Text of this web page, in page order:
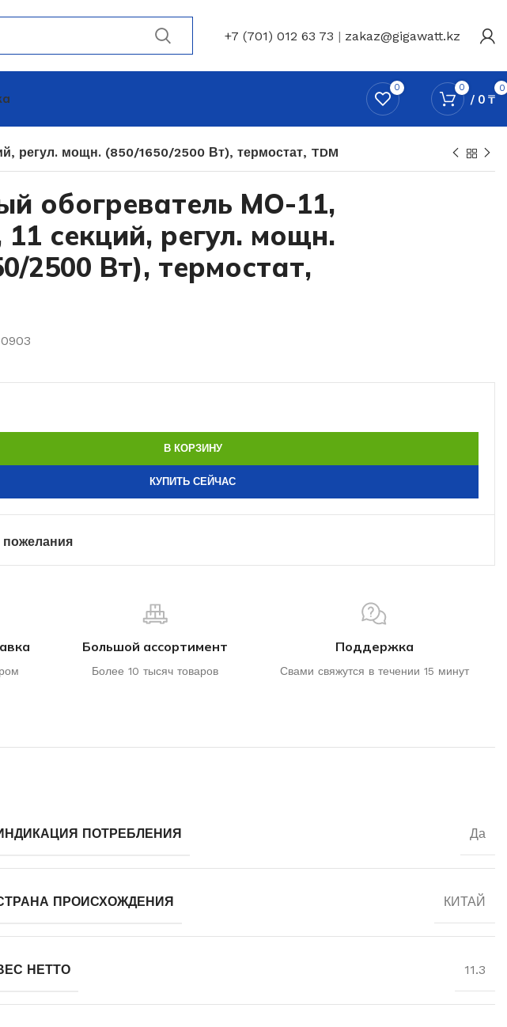
+7 (701) 012 63 73 | zakaz@gigawatt.kz
0 0 0
/ 0 ₸
регул. мощн. (850/1650/2500 Вт), термостат, TDM
обогреватель МО-11,
11 секций, регул. мощн.
2500 Вт), термостат,
В КОРЗИНУ
КУПИТЬ СЕЙЧАС
Большой ассортимент
Более 10 тысяч товаров
Поддержка
Свами свяжутся в течении 15 минут
ПОТРЕБЛЕНИЯ Да
ПРОИСХОЖДЕНИЯ КИТАЙ
НЕТТО 11.3